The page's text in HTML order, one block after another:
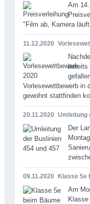
Am
"Film ab, Kamera
11.12.2020
bereits
Vorlesewettbewerb in
gewohnt stattfinden
20.11.2020 Umleitung
Der
09.11.2020 Klasse 5e
Am